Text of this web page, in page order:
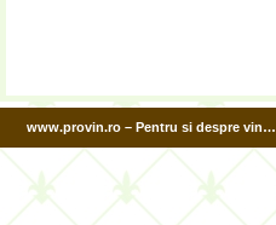
www.provin.ro – Pentru si despre vin…